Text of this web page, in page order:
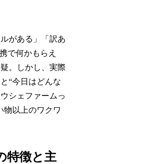
がある」「訳あ
で何かもらえ
。しかし、実際
“今日はどんな
シェファームっ
物以上のワクワ
特徴と主